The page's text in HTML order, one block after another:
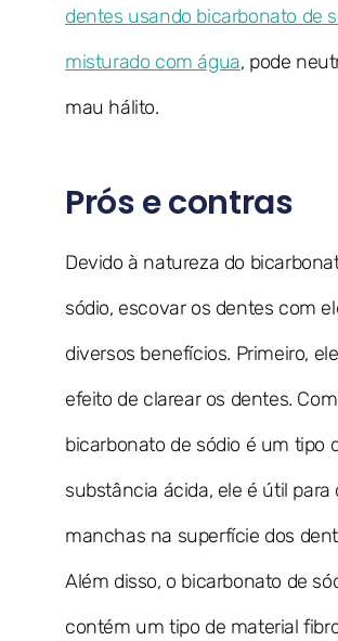
dentes usando bicarbonato de
misturado com água, pode
mau hálito.
Prós e contras
Devido à natureza do
sódio, escovar os dentes com
diversos benefícios. Primeiro,
efeito de clarear os dentes.
bicarbonato de sódio é um tipo
substância ácida, ele é útil para
manchas na superfície dos
Além disso, o bicarbonato de
contém um tipo de material